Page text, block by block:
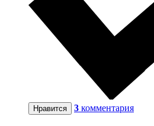
Нравится 3 комментария